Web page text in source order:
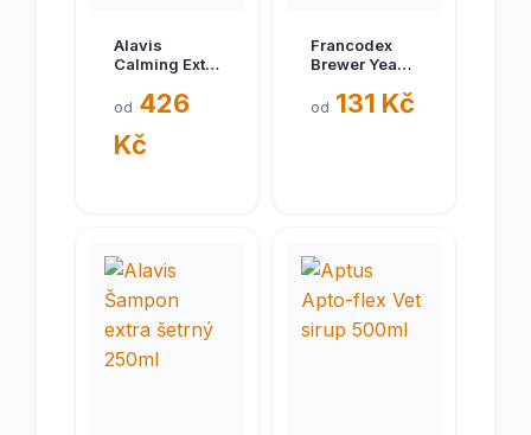
Alavis
Calming Extra
96g 30tbl
od 426
Kč
Francodex
Brewer Yeast
kvas)
od 131 Kč